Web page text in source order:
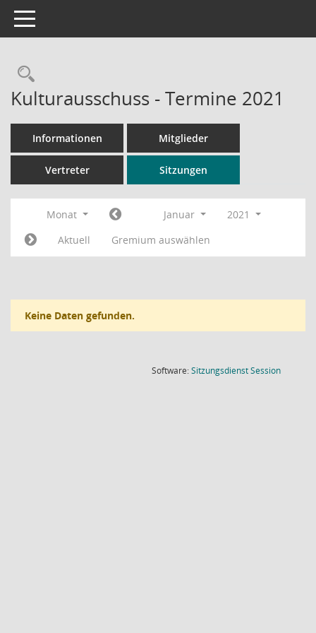
Toggle navigation
Rechercheauswahl
Kulturausschuss - Termine 2021
Informationen Mitglieder
Vertreter Sitzungen
Monat Januar
2021
Aktuell
Gremium auswählen
Keine Daten gefunden.
Software:SitzungsdienstSession(Wird in